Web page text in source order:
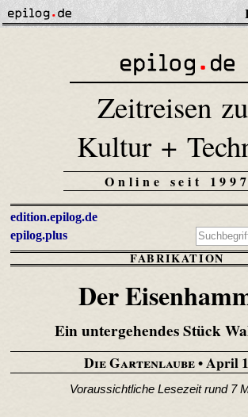
Zeitreisen
Kultur +
Online seit 1997
edition.epilog.de
epilog.plus
FABRIKATION
Der
Ein untergehendes Stück
Die Gartenlaube• April
Voraussichtliche Lesezeit rund 7